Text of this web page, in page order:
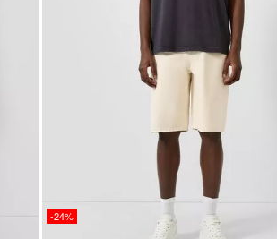
-24%